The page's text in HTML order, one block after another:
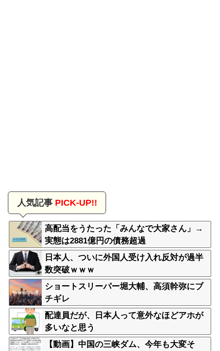
人気記事PICK-UP!!
高配当をうたった「みんなで大家さん」→
実態は2881億円の債務超過
日本人、ついに外国人受け入れ反対が過半
数突破ｗｗｗ
ショートスリーパー堀大輔、高須幹弥にブ
チギレ
配達員だが、日本人って意外なほどアホが
多いなと思う
【動画】中国の三峡ダム、今年も大変そ